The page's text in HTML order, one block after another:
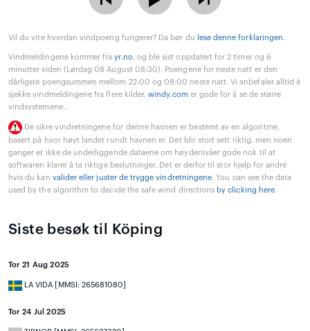
Vil du vite hvordan vindpoeng fungerer? Da bør du lese denne forklaringen.
Vindmeldingene kommer frayr.no, og ble sist oppdatert for 2 timer og 6
minutter siden (Lørdag 08 August 08:30). Poengene for neste natt er den
dårligste poengsummen mellom 22:00 og 08:00 neste natt. Vi anbefaler alltid å
sjekke vindmeldingene fra flere kilder.windy.comer gode for å se de større
vindsystemene..
De sikre vindretningene for denne havnen er bestemt av en algoritme,
basert på hvor høyt landet rundt havnen er. Det blir stort sett riktig, men noen
ganger er ikke de underliggende dataene om høydenivåer gode nok til at
softwaren klarer å ta riktige beslutninger. Det er derfor til stor hjelp for andre
hvis du kan valider eller juster de trygge vindretningene. You can see the data
used by the algorithm to decide the safe wind directions by clicking here.
Siste besøk til Köping
Tor 21 Aug 2025
LA VIDA [MMSI: 265681080]
Tor 24 Jul 2025